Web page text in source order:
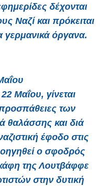
δέχονται
Ναζί και πρόκειται
γερμανικά όργανα.
Μαΐου, γίνεται
των
θαλάσσης και διά
έφοδο στις
ο σφοδρός
της Λουτβάφφε
στην δυτική